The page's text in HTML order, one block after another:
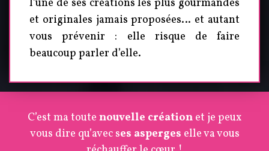
l’une de ses créations les plus gourmandes
et originales jamais proposées… et autant
vous prévenir : elle risque de faire
beaucoup parler d’elle.
C’est ma toute nouvelle création et je peux
vous dire qu’avec ses asperges elle va vous